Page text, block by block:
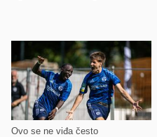
Ovo se ne viđa često